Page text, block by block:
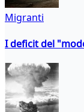
Migranti
I deficit del